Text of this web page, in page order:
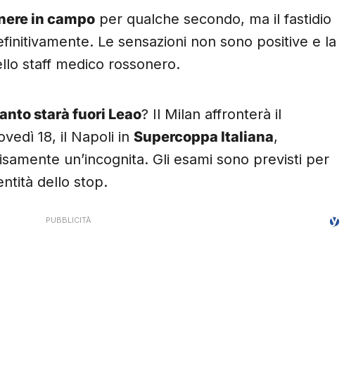
in campo per qualche secondo, ma il fastidio
Le sensazioni non sono positive e la
staff medico rossonero.
starà fuori Leao? Il Milan affronterà il
18, il Napoli in Supercoppa Italiana,
un’incognita. Gli esami sono previsti per
dello stop.